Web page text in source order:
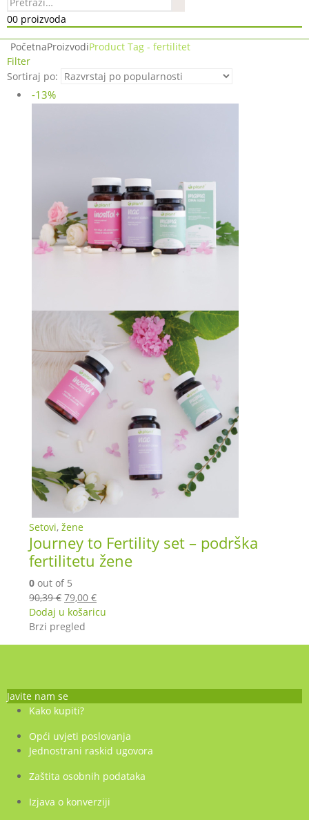
00 proizvoda
PočetnaProizvodiProduct Tag - fertilitet
Filter
Sortiraj po:
-13%
Setovi, žene
Journey to Fertility set – podrška
fertilitetu žene
0 out of 5
90,39€ Izvorna
cijena
bila
79,00 €Trenutna
cijena
Dodaj u košaricu
Brzi pregled
Javite nam se
Kako kupiti?
Opći uvjeti poslovanja
Jednostrani raskid ugovora
Zaštita osobnih podataka
Izjava o konverziji